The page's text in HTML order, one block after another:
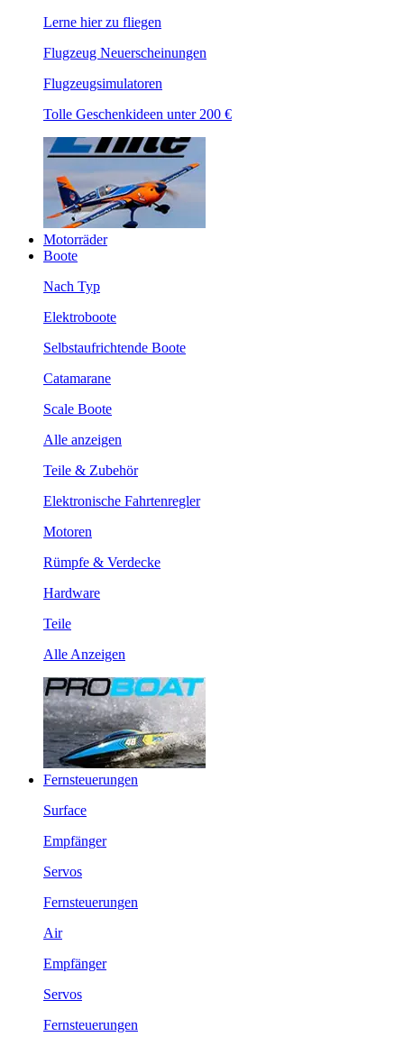
Lerne hier zu fliegen
Flugzeug Neuerscheinungen
Flugzeugsimulatoren
Tolle Geschenkideen unter 200 €
Motorräder
Boote
Nach Typ
Elektroboote
Selbstaufrichtende Boote
Catamarane
Scale Boote
Alle anzeigen
Teile & Zubehör
Elektronische Fahrtenregler
Motoren
Rümpfe & Verdecke
Hardware
Teile
Alle Anzeigen
Fernsteuerungen
Surface
Empfänger
Servos
Fernsteuerungen
Air
Empfänger
Servos
Fernsteuerungen